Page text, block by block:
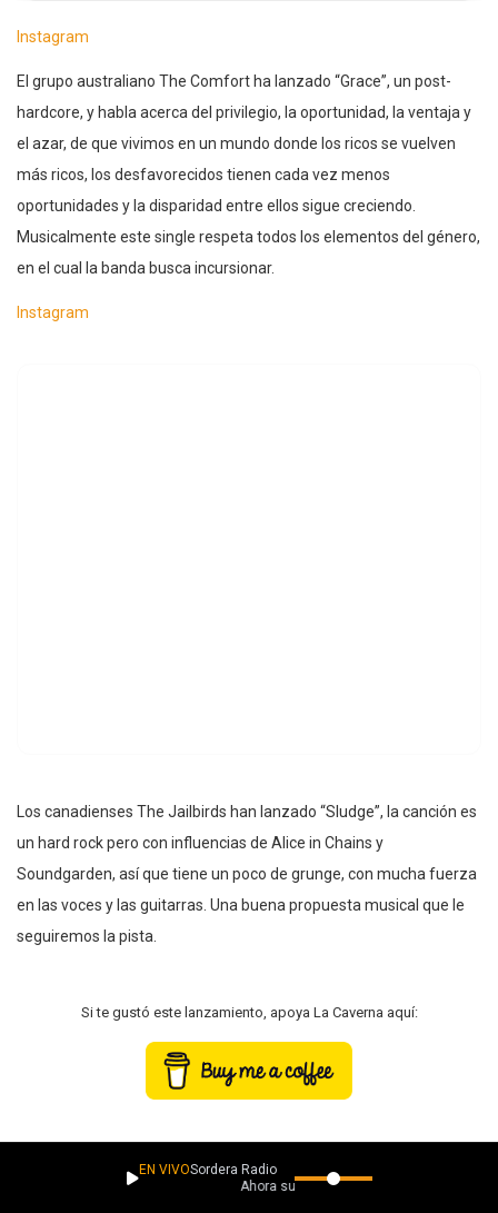
Instagram
El grupo australiano The Comfort ha lanzado “Grace”, un post-
hardcore, y habla acerca del privilegio, la oportunidad, la ventaja y
el azar, de que vivimos en un mundo donde los ricos se vuelven
más ricos, los desfavorecidos tienen cada vez menos
oportunidades y la disparidad entre ellos sigue creciendo.
Musicalmente este single respeta todos los elementos del género,
en el cual la banda busca incursionar.
Instagram
Los canadienses The Jailbirds han lanzado “Sludge”, la canción es
un hard rock pero con influencias de Alice in Chains y
Soundgarden, así que tiene un poco de grunge, con mucha fuerza
en las voces y las guitarras. Una buena propuesta musical que le
seguiremos la pista.
Si te gustó este lanzamiento, apoya La Caverna aquí:
EN VIVOSordera Radio
Ahora suena